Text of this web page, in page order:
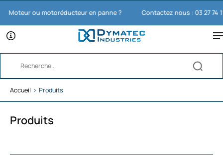
ou motoréducteur en panne ? Contactez nous : 03 27 74 11 65
Accueil › Produits
Produits